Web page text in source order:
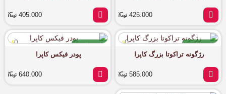
425.000
405.000
اورجینال
آماده ارسال
0
رژگونه تراکوتا بزرگ کاپرا
585.000
اورجینال
آماده ارسال
0
پودر فیکس کاپرا
640.000